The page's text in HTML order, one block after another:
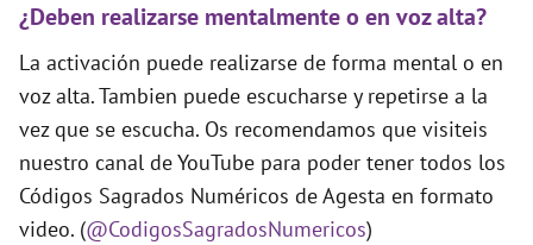
¿Deben realizarse mentalmente o en voz alta?
La activación puede realizarse de forma mental o en
voz alta. Tambien puede escucharse y repetirse a la
vez que se escucha. Os recomendamos que visiteis
nuestro canal de YouTube para poder tener todos los
Códigos Sagrados Numéricos de Agesta en formato
video. (@CodigosSagradosNumericos)